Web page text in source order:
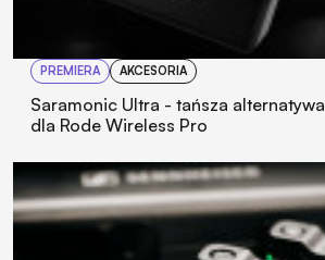
PREMIERA AKCESORIA
Saramonic Ultra - tańsza alternatywa
dla Rode Wireless Pro